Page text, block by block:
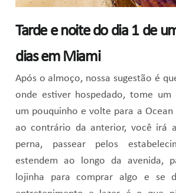
Tarde e noite do dia 1 de
dias em Miami
Após o almoço, nossa sugestão é
onde estiver hospedado, tome um
um pouquinho e volte para a Ocean
ao contrário da anterior, você irá
perna, passear pelos
estendem ao longo da avenida,
lojinha para comprar algo e se